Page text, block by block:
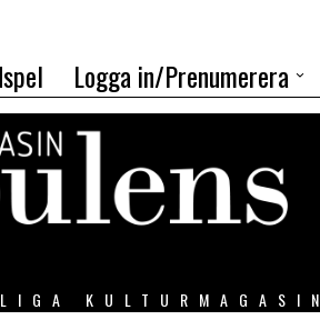
Logga in/Prenumerera
KULTURMAGASIN